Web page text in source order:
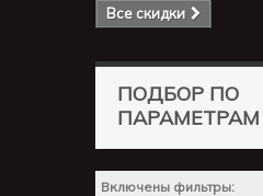
Все скидки
ПОДБОР ПО
ПАРАМЕТРАМ
Включены фильтры: